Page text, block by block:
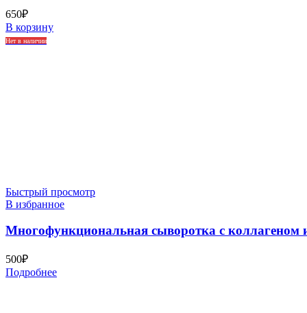
650₽
В корзину
Нет в наличии
Быстрый просмотр
В избранное
Многофункциональная сыворотка с
500₽
Подробнее